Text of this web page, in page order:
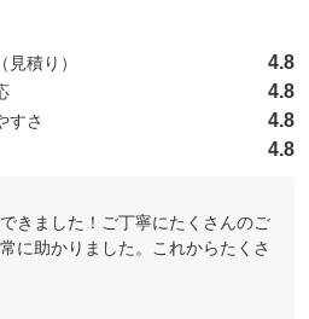
点中）
積り） 4.8
4.8
すさ 4.8
4.8
きました！ご丁寧にたくさんのご
に助かりました。これからたくさ